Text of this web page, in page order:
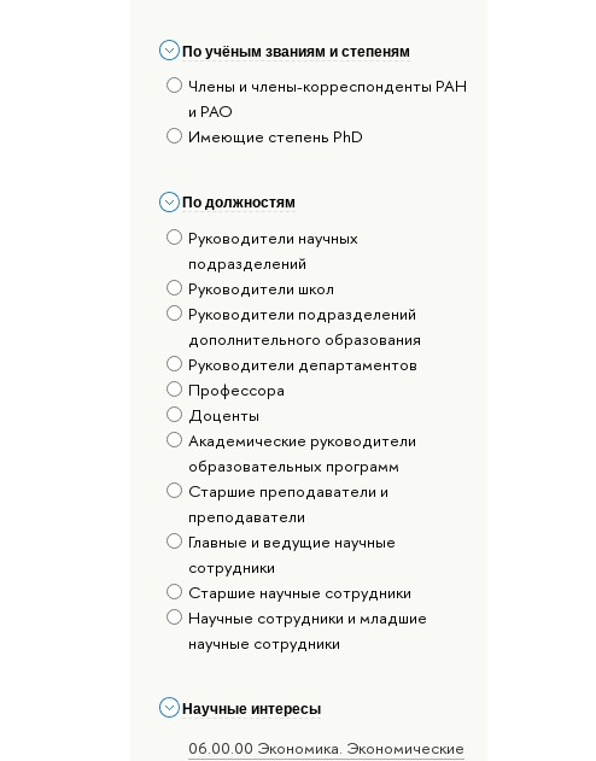
По учёным званиям и степеням
Члены и члены-корреспонденты РАН
и РАО
Имеющие степень PhD
По должностям
Руководители научных
подразделений
Руководители школ
Руководители подразделений
дополнительного образования
Руководители департаментов
Профессора
Доценты
Академические руководители
образовательных программ
Старшие преподаватели и
преподаватели
Главные и ведущие научные
сотрудники
Старшие научные сотрудники
Научные сотрудники и младшие
научные сотрудники
Научные интересы
06.00.00 Экономика. Экономические